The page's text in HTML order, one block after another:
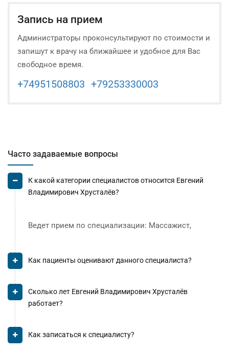
Запись на прием
Администраторы проконсультируют по стоимости и
запишут к врачу на ближайшее и удобное для Вас
свободное время.
+74951508803 +79253330003
Часто задаваемые вопросы
К какой категории специалистов относится Евгений
Владимирович Хрусталёв?
Ведет прием по специализации: Массажист,
Как пациенты оценивают данного специалиста?
Сколько лет Евгений Владимирович Хрусталёв
работает?
Как записаться к специалисту?